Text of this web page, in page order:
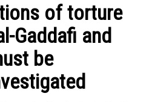
of torture
Gaddafi and
be